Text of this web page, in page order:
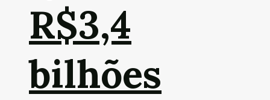
R$3,4
bilhões